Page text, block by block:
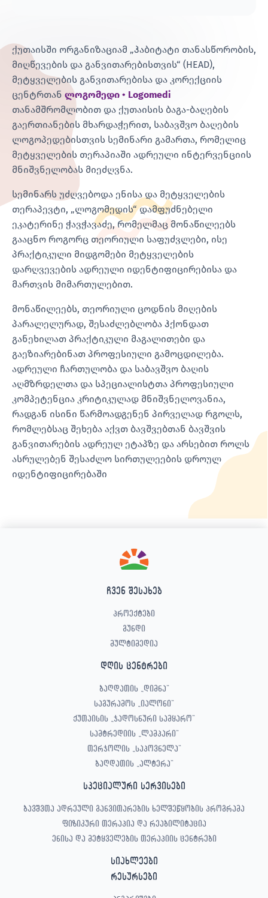
ქუთაისში ორგანიზაციამ „ჰაბიტატი თანასწორობის,
მიღწევების და განვითარებისთვის“ (HEAD),
მეტყველების განვითარებისა და კორექციის
ცენტრთან ლოგომედი • Logomedi
თანამშრომლობით და ქუთაისის ბაგა-ბაღების
გაერთიანების მხარდაჭერით, საბავშვო ბაღების
ლოგოპედებისთვის სემინარი გამართა, რომელიც
მეტყველების თერაპიაში ადრეული ინტერვენციის
მნიშვნელობას მიეძღვნა.
სემინარს უძღვებოდა ენისა და მეტყველების
თერაპევტი, „ლოგომედის“ დამფუძნებელი
ეკატერინე ჭავჭავაძე, რომელმაც მონაწილეებს
გააცნო როგორც თეორიული საფუძვლები, ისე
პრაქტიკული მიდგომები მეტყველების
დარღვევების ადრეული იდენტიფიცირებისა და
მართვის მიმართულებით.
მონაწილეებს, თეორიული ცოდნის მიღების
პარალელურად, შესაძლებლობა ჰქონდათ
განეხილათ პრაქტიკული მაგალითები და
გაეზიარებინათ პროფესიული გამოცდილება.
ადრეული ჩართულობა და საბავშვო ბაღის
აღმზრდელთა და სპეციალისტთა პროფესიული
კომპეტენცია კრიტიკულად მნიშვნელოვანია,
რადგან ისინი წარმოადგენენ პირველად რგოლს,
რომლებსაც შეხება აქვთ ბავშვებთან ბავშვის
განვითარების ადრეულ ეტაპზე და არსებით როლს
ასრულებენ შესაძლო სირთულეების დროულ
იდენტიფიცირებაში
ჩვენ შესახებ
პროექტები
გუნდი
მულტიმედია
დღის ცენტრები
ბაღდათის „დიმნა“
საგურამოს „იალონი“
ქუთაისის „ჯადოსნური სამყარო“
სამტრედიის „ლამპარი“
თერჯოლის „საპოვნელა“
ბაღდათის „ალტერა“
სპეციალური სერვისები
ბავშვთა ადრეული განვითარების ხელშეწყობის პროგრამა
ფიზიკური თერაპია და რეაბილიტაცია
ენისა და მეტყველების თერაპიის ცენტრები
სიახლეები
რესურსები